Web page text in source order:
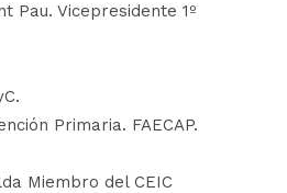
Pau. Vicepresidente 1º
Primaria. FAECAP.
Miembro del CEIC